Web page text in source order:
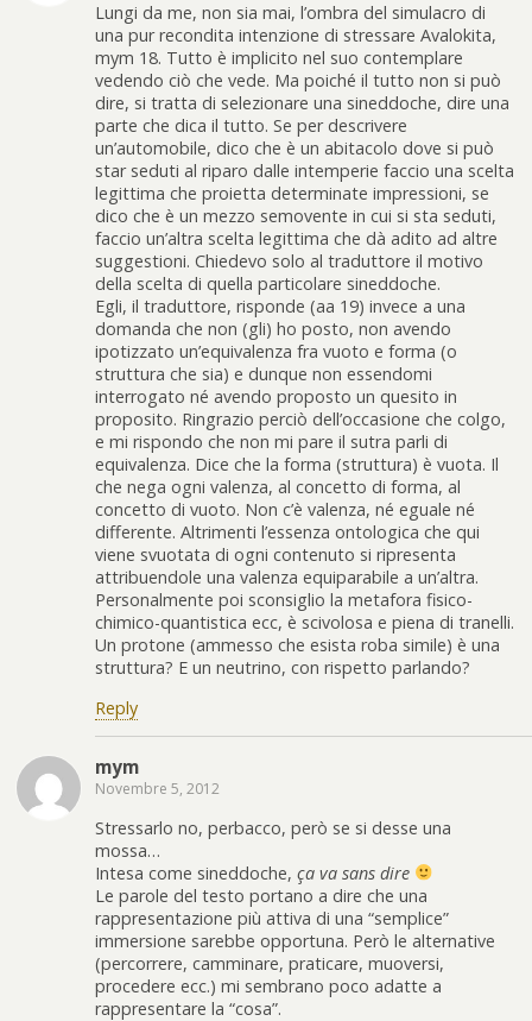
Lungi da me, non sia mai, l’ombra del simulacro di
una pur recondita intenzione di stressare Avalokita,
mym 18. Tutto è implicito nel suo contemplare
vedendo ciò che vede. Ma poiché il tutto non si può
dire, si tratta di selezionare una sineddoche, dire una
parte che dica il tutto. Se per descrivere
un’automobile, dico che è un abitacolo dove si può
star seduti al riparo dalle intemperie faccio una scelta
legittima che proietta determinate impressioni, se
dico che è un mezzo semovente in cui si sta seduti,
faccio un’altra scelta legittima che dà adito ad altre
suggestioni. Chiedevo solo al traduttore il motivo
della scelta di quella particolare sineddoche.
Egli, il traduttore, risponde (aa 19) invece a una
domanda che non (gli) ho posto, non avendo
ipotizzato un’equivalenza fra vuoto e forma (o
struttura che sia) e dunque non essendomi
interrogato né avendo proposto un quesito in
proposito. Ringrazio perciò dell’occasione che colgo,
e mi rispondo che non mi pare il sutra parli di
equivalenza. Dice che la forma (struttura) è vuota. Il
che nega ogni valenza, al concetto di forma, al
concetto di vuoto. Non c’è valenza, né eguale né
differente. Altrimenti l’essenza ontologica che qui
viene svuotata di ogni contenuto si ripresenta
attribuendole una valenza equiparabile a un’altra.
Personalmente poi sconsiglio la metafora fisico-
chimico-quantistica ecc, è scivolosa e piena di tranelli.
Un protone (ammesso che esista roba simile) è una
struttura? E un neutrino, con rispetto parlando?
Reply
mym
Novembre 5, 2012
Stressarlo no, perbacco, però se si desse una
mossa…
Intesa come sineddoche, ça va sans dire
Le parole del testo portano a dire che una
rappresentazione più attiva di una “semplice”
immersione sarebbe opportuna. Però le alternative
(percorrere, camminare, praticare, muoversi,
procedere ecc.) mi sembrano poco adatte a
rappresentare la “cosa”.